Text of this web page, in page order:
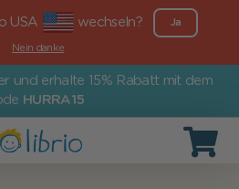
USA wechseln? Ja
Nein danke
und erhalte 15% Rabatt mit dem
HURRA15